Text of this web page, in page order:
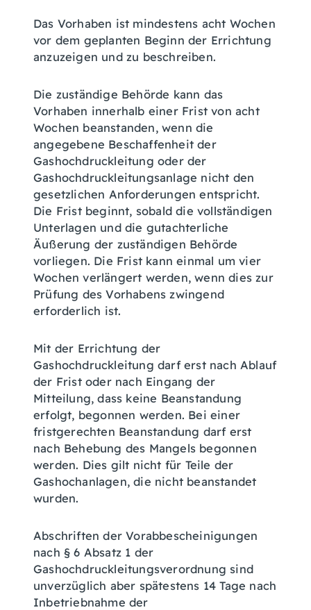
Das Vorhaben ist mindestens acht Wochen
vor dem geplanten Beginn der Errichtung
anzuzeigen und zu beschreiben.
Die zuständige Behörde kann das
Vorhaben innerhalb einer Frist von acht
Wochen beanstanden, wenn die
angegebene Beschaffenheit der
Gashochdruckleitung oder der
Gashochdruckleitungsanlage nicht den
gesetzlichen Anforderungen entspricht.
Die Frist beginnt, sobald die vollständigen
Unterlagen und die gutachterliche
Äußerung der zuständigen Behörde
vorliegen. Die Frist kann einmal um vier
Wochen verlängert werden, wenn dies zur
Prüfung des Vorhabens zwingend
erforderlich ist.
Mit der Errichtung der
Gashochdruckleitung darf erst nach Ablauf
der Frist oder nach Eingang der
Mitteilung, dass keine Beanstandung
erfolgt, begonnen werden. Bei einer
fristgerechten Beanstandung darf erst
nach Behebung des Mangels begonnen
werden. Dies gilt nicht für Teile der
Gashochanlagen, die nicht beanstandet
wurden.
Abschriften der Vorabbescheinigungen
nach § 6 Absatz 1 der
Gashochdruckleitungsverordnung sind
unverzüglich aber spätestens 14 Tage nach
Inbetriebnahme der